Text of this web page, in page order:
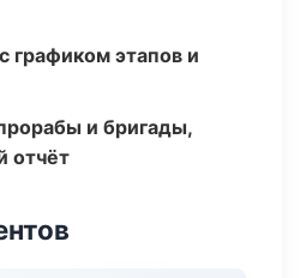
графиком этапов и
и бригады,
отчёт